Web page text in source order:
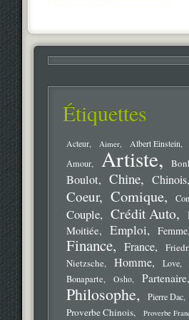
Étiquettes
Acteur Aimer Albert Einstein
Amour Artiste
Boulot Chine Chinois
Coeur Comique
Couple Crédit Auto
Moitiée
Emploi Femme
Finance France
Nietzsche
Homme Love
Bonaparte
Osho Partenaire
Philosophe Pierre Dac
Proverbe Chinois Proverbe